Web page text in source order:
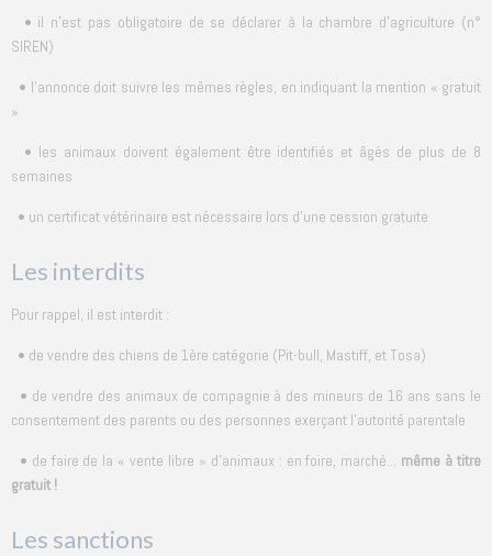
• il n'est pas obligatoire de se déclarer à la chambre d'agriculture (n°
SIREN)
• l'annonce doit suivre les mêmes règles, en indiquant la mention « gratuit
»
• les animaux doivent également être identifiés et âgés de plus de 8
semaines
• un certificat vétérinaire est nécessaire lors d'une cession gratuite
Les interdits
Pour rappel, il est interdit :
• de vendre des chiens de 1ère catégorie (Pit-bull, Mastiff, et Tosa)
• de vendre des animaux de compagnie à des mineurs de 16 ans sans le
consentement des parents ou des personnes exerçant l'autorité parentale
• de faire de la « vente libre » d'animaux : en foire, marché... même à titre
gratuit !
Les sanctions